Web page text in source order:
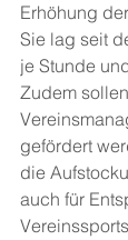
Erhöhung
Sie lag seit
je Stunde
Zudem
gefördert
die
auch für